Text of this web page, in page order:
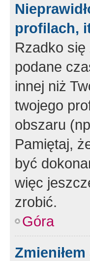
profilach,
Rzadko
podane
innej niż
twojego
obszaru
Pamiętaj,
być
więc
zrobić.
Góra